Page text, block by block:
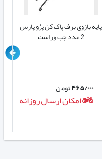
پایه بازوی برف پاک کن پژو پارس
2 عدد چپ وراست
۴۶۵/۰۰۰تومان
امکان ارسال روزانه